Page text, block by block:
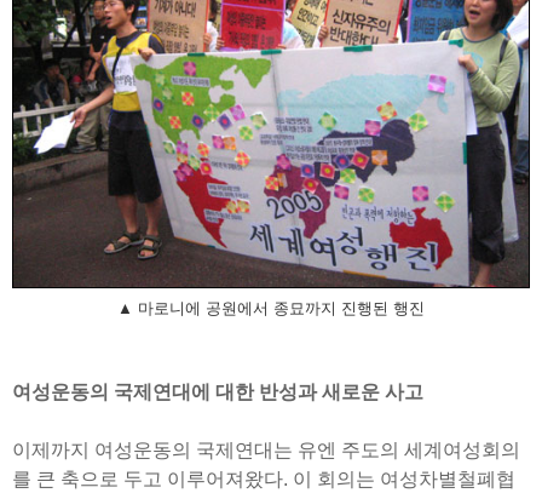
▲ 마로니에 공원에서 종묘까지 진행된 행진
여성운동의 국제연대에 대한 반성과 새로운 사고
이제까지 여성운동의 국제연대는 유엔 주도의 세계여성회의
를 큰 축으로 두고 이루어져왔다. 이 회의는 여성차별철폐협